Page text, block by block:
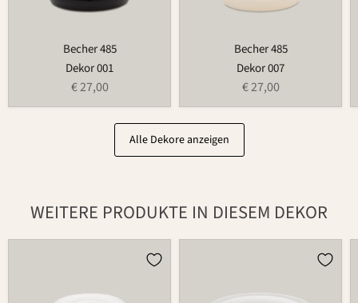
Becher 485
Dekor 001
€ 27,00
Becher 485
Dekor 007
€ 27,00
Alle Dekore anzeigen
WEITERE PRODUKTE IN DIESEM DEKOR